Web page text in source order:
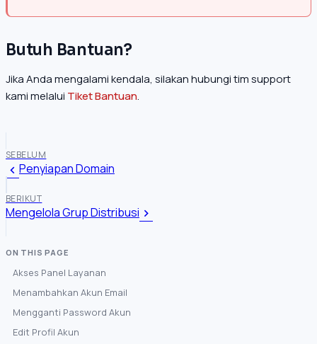
Butuh Bantuan?
Jika Anda mengalami kendala, silakan hubungi tim support
kami melalui Tiket Bantuan.
SEBELUM
Penyiapan Domain
BERIKUT
Mengelola Grup Distribusi
Akses Panel Layanan
Menambahkan Akun Email
Mengganti Password Akun
Edit Profil Akun